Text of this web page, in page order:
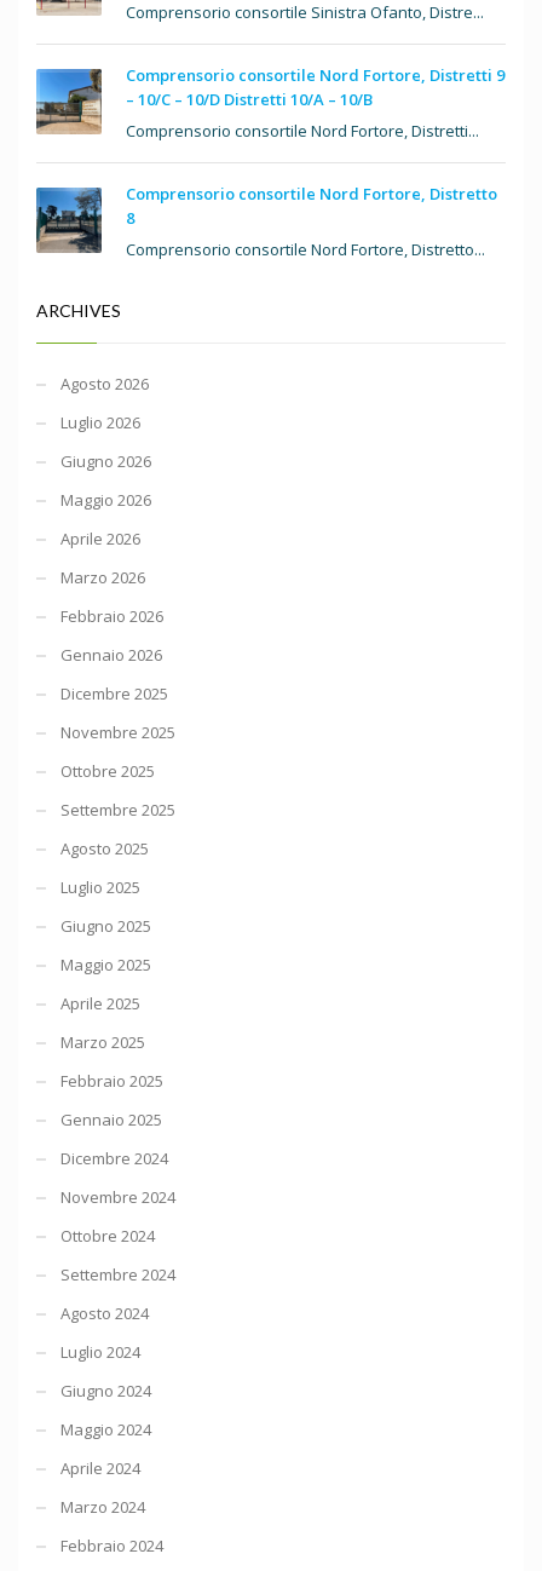
Comprensorio consortile Sinistra Ofanto, Distre...
Comprensorio consortile Nord Fortore, Distretti 9
– 10/C – 10/D Distretti 10/A – 10/B
Comprensorio consortile Nord Fortore, Distretti...
Comprensorio consortile Nord Fortore, Distretto
8
Comprensorio consortile Nord Fortore, Distretto...
ARCHIVES
Agosto 2026
Luglio 2026
Giugno 2026
Maggio 2026
Aprile 2026
Marzo 2026
Febbraio 2026
Gennaio 2026
Dicembre 2025
Novembre 2025
Ottobre 2025
Settembre 2025
Agosto 2025
Luglio 2025
Giugno 2025
Maggio 2025
Aprile 2025
Marzo 2025
Febbraio 2025
Gennaio 2025
Dicembre 2024
Novembre 2024
Ottobre 2024
Settembre 2024
Agosto 2024
Luglio 2024
Giugno 2024
Maggio 2024
Aprile 2024
Marzo 2024
Febbraio 2024